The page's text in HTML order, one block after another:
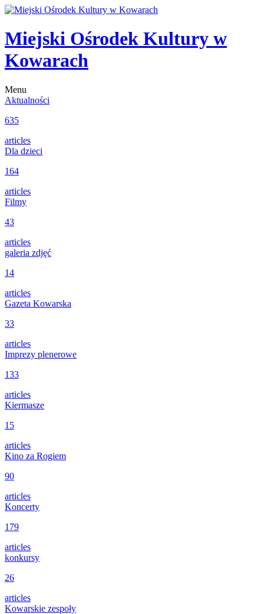
Miejski Ośrodek Kultury w
Kowarach
Menu
Aktualności
635
articles
Dla dzieci
164
articles
Filmy
43
articles
galeria zdjęć
14
articles
Gazeta Kowarska
33
articles
Imprezy plenerowe
133
articles
Kiermasze
15
articles
Kino za Rogiem
90
articles
Koncerty
179
articles
konkursy
26
articles
Kowarskie zespoły